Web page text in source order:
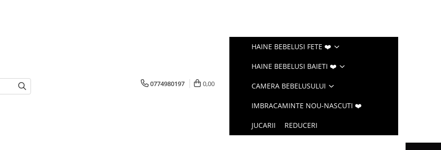
0774980197 0,00
HAINE BEBELUSI FETE ❤️
HAINE BEBELUSI BAIETI ❤️
CAMERA BEBELUSULUI
IMBRACAMINTE NOU-NASCUTI ❤️
JUCARII REDUCERI